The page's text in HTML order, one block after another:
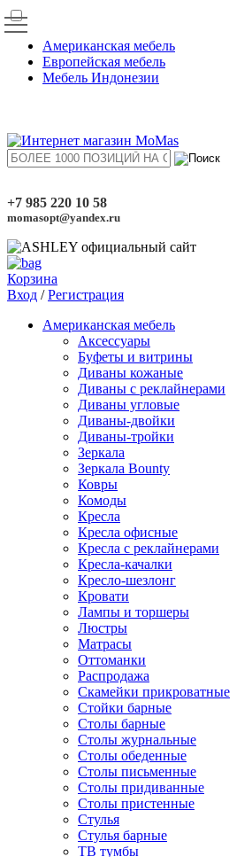
Американская мебель
Европейская мебель
Мебель Индонезии
+7 985 220 10 58
momasopt@yandex.ru
Корзина
Вход /Регистрация
Американская мебель
Аксессуары
Буфеты и витрины
Диваны кожаные
Диваны с реклайнерами
Диваны угловые
Диваны-двойки
Диваны-тройки
Зеркала
Зеркала Bounty
Ковры
Комоды
Кресла
Кресла офисные
Кресла с реклайнерами
Кресла-качалки
Кресло-шезлонг
Кровати
Лампы и торшеры
Люстры
Матрасы
Оттоманки
Распродажа
Скамейки прикроватные
Стойки барные
Столы барные
Столы журнальные
Столы обеденные
Столы письменные
Столы придиванные
Столы пристенные
Стулья
Стулья барные
ТВ тумбы